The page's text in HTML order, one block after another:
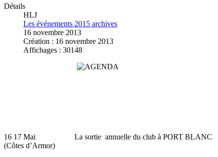
Détails
HLJ
Les événements 2015 archives
16 novembre 2013
Création : 16 novembre 2013
Affichages : 30148
16 17 Mai La sortie annuelle du club à PORT BLANC
(Côtes d’Armor)